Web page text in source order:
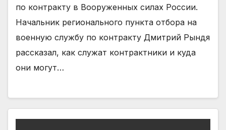
по контракту в Вооруженных силах России.
Начальник регионального пункта отбора на
военную службу по контракту Дмитрий Рындя
рассказал, как служат контрактники и куда
они могут…